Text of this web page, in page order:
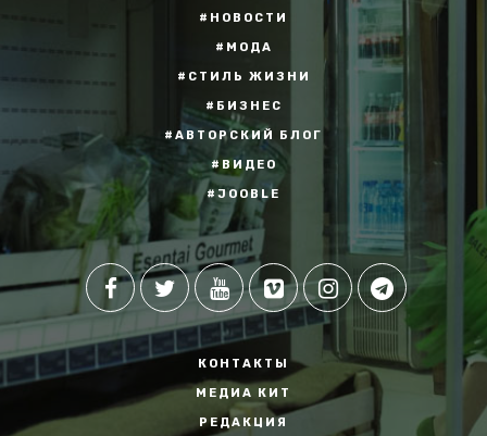
#НОВОСТИ
#МОДА
#СТИЛЬ ЖИЗНИ
#БИЗНЕС
#АВТОРСКИЙ БЛОГ
#ВИДЕО
#JOOBLE
КОНТАКТЫ
МЕДИА КИТ
РЕДАКЦИЯ